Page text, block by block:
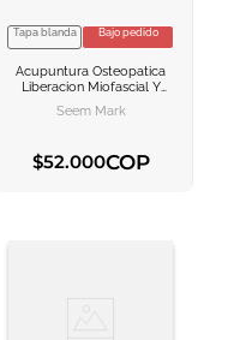
VER INFORMACION
AGREGAR AL
Tapa blanda Bajo pedido
Acupuntura Osteopatica
Liberacion Miofascial Y
Control Del Dolor
Mediente Acupuntura
Seem Mark
$52.000COP